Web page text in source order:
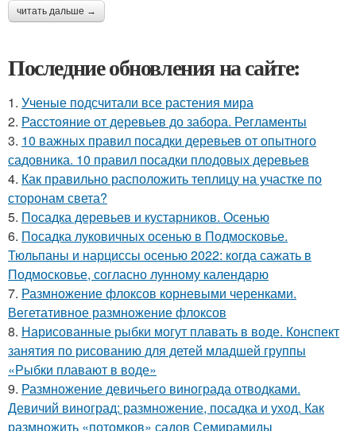
читать дальше →
Последние обновления на сайте:
1. Ученые подсчитали все растения мира
2. Расстояние от деревьев до забора. Регламенты
3. 10 важных правил посадки деревьев от опытного
садовника. 10 правил посадки плодовых деревьев
4. Как правильно расположить теплицу на участке по
сторонам света?
5. Посадка деревьев и кустарников. Осенью
6. Посадка луковичных осенью в Подмосковье.
Тюльпаны и нарциссы осенью 2022: когда сажать в
Подмосковье, согласно лунному календарю
7. Размножение флоксов корневыми черенками.
Вегетативное размножение флоксов
8. Нарисованные рыбки могут плавать в воде. Конспект
занятия по рисованию для детей младшей группы
«Рыбки плавают в воде»
9. Размножение девичьего винограда отводками.
Девичий виноград: размножение, посадка и уход. Как
размножить «потомков» садов Семирамиды